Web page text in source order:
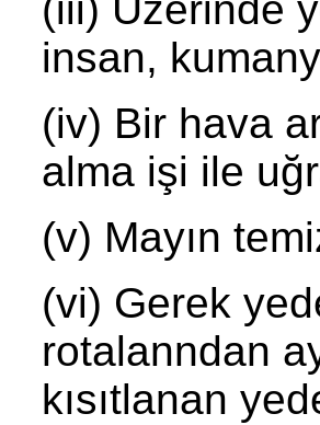
(iii) Üzerinde
insan,
(iv) Bir hava
alma işi ile
(v) Mayın
(vi) Gerek
rotalanndan
kısıtlanan